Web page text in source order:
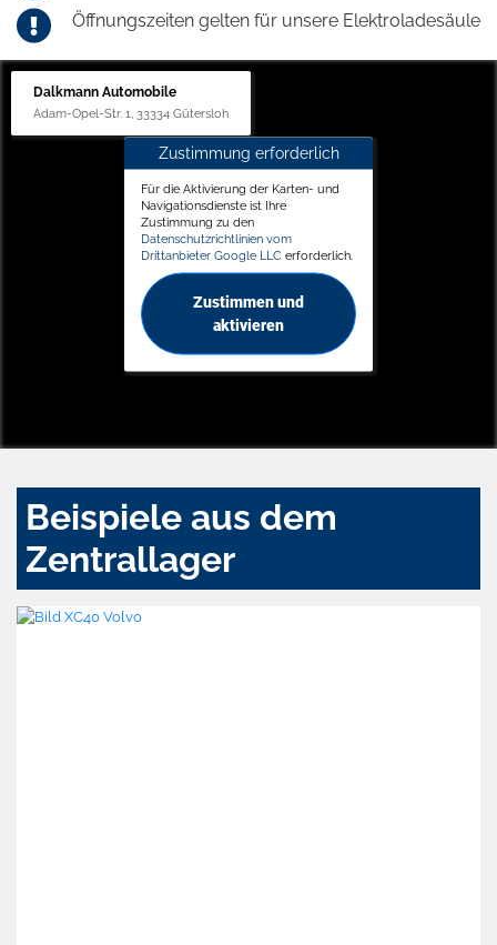
Öffnungszeiten gelten für unsere Elektroladesäule
Dalkmann Automobile
Adam-Opel-Str. 1, 33334 Gütersloh
Zustimmung erforderlich
Für die Aktivierung der Karten- und
Navigationsdienste ist Ihre
Zustimmung zu den
Datenschutzrichtlinien vom
Drittanbieter Google LLC erforderlich.
Zustimmen und
aktivieren
Beispiele aus dem
Zentrallager